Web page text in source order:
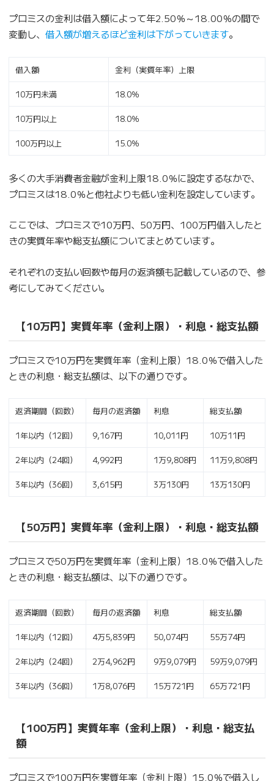
プロミスの金利は借入額によって年2.50％～18.00％の間で
変動し、 借入額が増えるほど金利は下がっていきます。
借入額 金利（実質年率）上限
10万円未満 18.0％
10万円以上 18.0％
100万円以上 15.0％
多くの大手消費者金融が金利上限18.0％に設定するなかで、
プロミスは18.0％と他社よりも低い金利を設定しています。
ここでは、プロミスで10万円、50万円、100万円借入したと
きの実質年率や総支払額についてまとめています。
それぞれの支払い回数や毎月の返済額も記載しているので、参
考にしてみてください。
【10万円】実質年率（金利上限）・利息・総支払額
プロミスで10万円を実質年率（金利上限）18.0％で借入した
ときの利息・総支払額は、以下の通りです。
返済期間（回数） 毎月の返済額 利息 総支払額
1年以内（12回） 9,167円 10,011円 10万11円
2年以内（24回） 4,992円 1万9,808円 11万9,808円
3年以内（36回） 3,615円 3万130円 13万130円
【50万円】実質年率（金利上限）・利息・総支払額
プロミスで50万円を実質年率（金利上限）18.0％で借入した
ときの利息・総支払額は、以下の通りです。
返済期間（回数） 毎月の返済額 利息 総支払額
1年以内（12回） 4万5,839円 50,074円 55万74円
2年以内（24回） 2万4,962円 9万9,079円 59万9,079円
3年以内（36回） 1万8,076円 15万721円 65万721円
【100万円】実質年率（金利上限）・利息・総支払
額
プロミスで100万円を実質年率（金利上限）15.0％で借入し